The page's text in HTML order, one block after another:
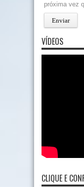
próxima vez
VÍDEOS
CLIQUE E